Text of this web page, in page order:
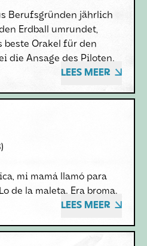
Berufsgründen jährlich
Erdball umrundet,
beste Orakel für den
die Ansage des Piloten.
LEES MEER
mi mamá llamó para
de la maleta. Era broma.
LEES MEER